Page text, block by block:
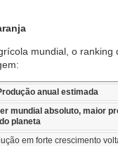
mundial, o ranking
anual estimada
mundial absoluto, maior
planeta
em forte crescimento